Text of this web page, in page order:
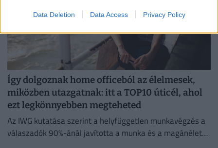
Data Deletion Data Access Privacy Policy
Így dolgoznak home officeból az élelmesek,
miközben utazgatnak: itt a TOP10 úticél, ahol
ezt legkönnyebben megteheted
Az IWG kutatása szerint a helyfüggetlen munkavégzés a
válaszadók 90%-ánál javította a munka és a magánélet